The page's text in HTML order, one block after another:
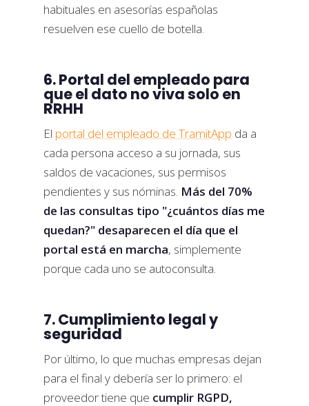
habituales en asesorías españolas
resuelven ese cuello de botella.
6. Portal del empleado para
que el dato no viva solo en
RRHH
El portal del empleado de TramitApp da a
cada persona acceso a su jornada, sus
saldos de vacaciones, sus permisos
pendientes y sus nóminas. Más del 70%
de las consultas tipo "¿cuántos días me
quedan?" desaparecen el día que el
portal está en marcha, simplemente
porque cada uno se autoconsulta.
7. Cumplimiento legal y
seguridad
Por último, lo que muchas empresas dejan
para el final y debería ser lo primero: el
proveedor tiene que cumplir RGPD,